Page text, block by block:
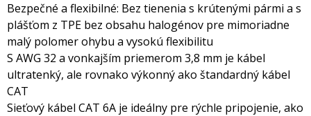
Bezpečné a flexibilné: Bez tienenia s krútenými pármi a s
plášťom z TPE bez obsahu halogénov pre mimoriadne
malý polomer ohybu a vysokú flexibilitu
S AWG 32 a vonkajším priemerom 3,8 mm je kábel
ultratenký, ale rovnako výkonný ako štandardný kábel
CAT
Sieťový kábel CAT 6A je ideálny pre rýchle pripojenie, ako